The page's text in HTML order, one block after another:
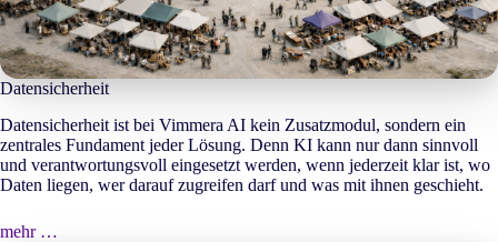
Datensicherheit
Datensicherheit ist bei Vimmera AI kein Zusatzmodul, sondern ein
zentrales Fundament jeder Lösung. Denn KI kann nur dann sinnvoll
und verantwortungsvoll eingesetzt werden, wenn jederzeit klar ist, wo
Daten liegen, wer darauf zugreifen darf und was mit ihnen geschieht.
mehr …